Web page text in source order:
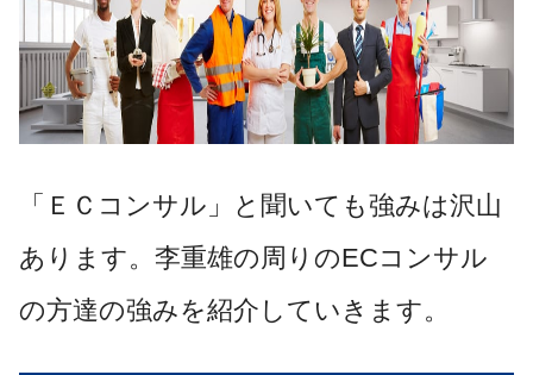
「ＥＣコンサル」と聞いても強みは沢山
あります。李重雄の周りのECコンサル
の方達の強みを紹介していきます。